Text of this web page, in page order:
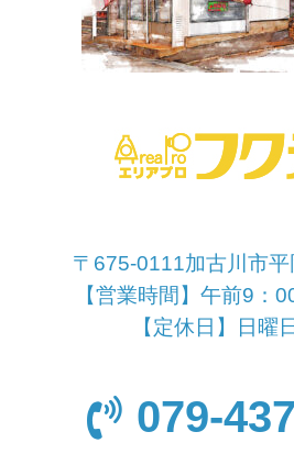
〒675-0111加古川市
【営業時間】午前9：
【定休日】日曜
079-